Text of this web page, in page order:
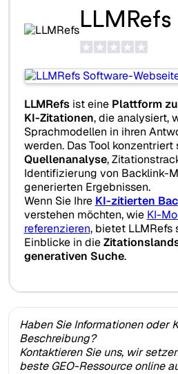
LLMRefs
LLMRefsist eine Plattform
KI-Zitationen, die analysiert,
Sprachmodellen in ihren
werden. Das Tool konzentriert
Quellenanalyse,
Identifizierung von Backlink-
generierten Ergebnissen.
Wenn Sie Ihre KI-zitierten
verstehen möchten, wie KI-
referenzieren, bietet LLMRefs
Einblicke in die
generativen Suche.
Haben Sie Informationen oder
Beschreibung?
Kontaktieren Sie uns, wir
beste GEO-Ressource online